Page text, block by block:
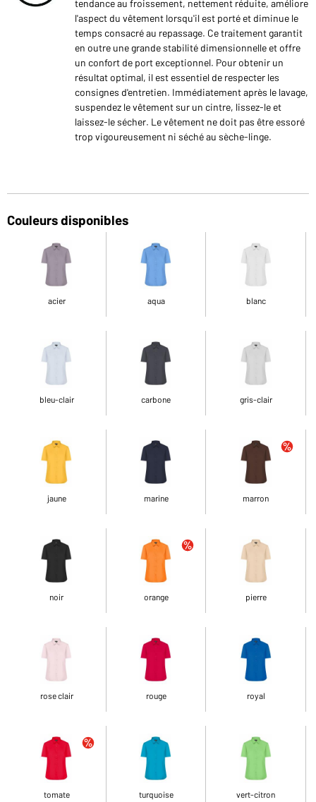
tendance au froissement, nettement réduite, améliore
l'aspect du vêtement lorsqu'il est porté et diminue le
temps consacré au repassage. Ce traitement garantit
en outre une grande stabilité dimensionnelle et offre
un confort de port exceptionnel. Pour obtenir un
résultat optimal, il est essentiel de respecter les
consignes d'entretien. Immédiatement après le lavage,
suspendez le vêtement sur un cintre, lissez-le et
laissez-le sécher. Le vêtement ne doit pas être essoré
trop vigoureusement ni séché au sèche-linge.
Couleurs disponibles
acier aqua blanc
bleu-clair carbone gris-clair
jaune marine marron
noir orange pierre
rose clair rouge royal
tomate turquoise vert-citron